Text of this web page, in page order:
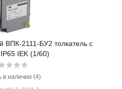
ВПК-2111-БУ2 толкатель с
IEK (1/60)
в наличии (4)